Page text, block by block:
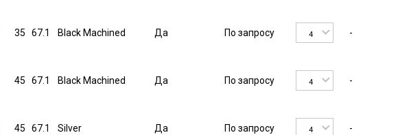
35 67.1 Black Machined Да По запросу 4 -
45 67.1 Black Machined Да По запросу 4 -
45 67.1 Silver Да По запросу 4 -